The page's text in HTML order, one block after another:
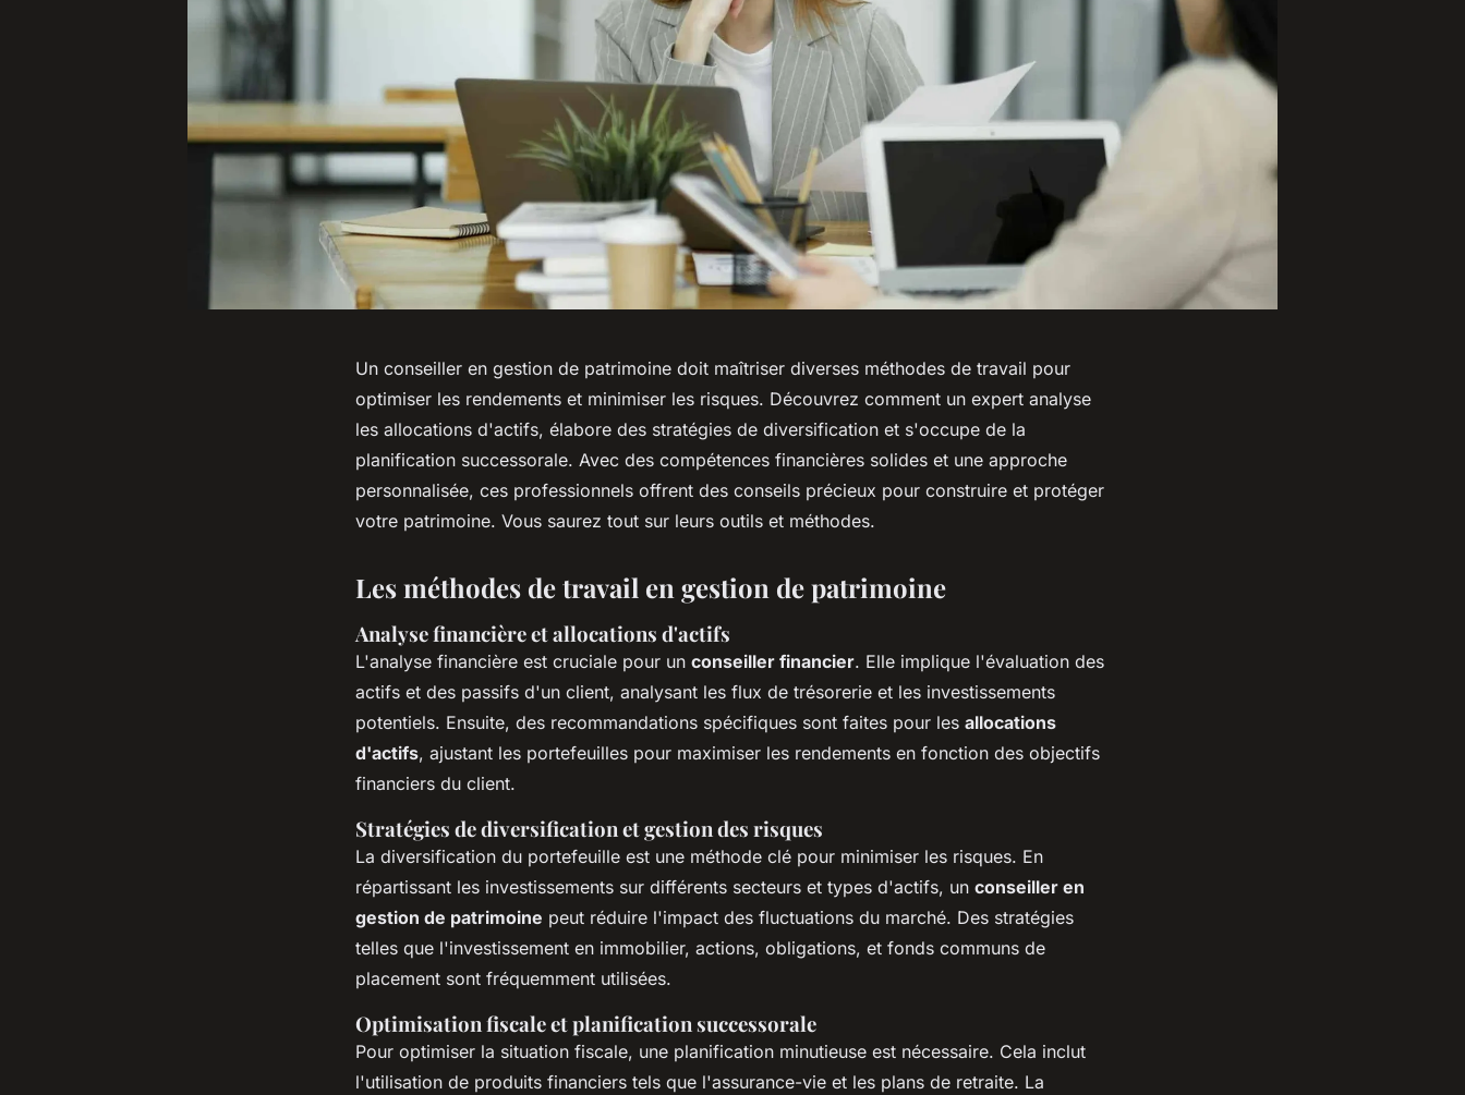
Un conseiller en gestion de patrimoine doit maîtriser diverses méthodes de travail pour
optimiser les rendements et minimiser les risques. Découvrez comment un expert analyse
les allocations d'actifs, élabore des stratégies de diversification et s'occupe de la
planification successorale. Avec des compétences financières solides et une approche
personnalisée, ces professionnels offrent des conseils précieux pour construire et protéger
votre patrimoine. Vous saurez tout sur leurs outils et méthodes.
Les méthodes de travail en gestion de patrimoine
Analyse financière et allocations d'actifs
L'analyse financière est cruciale pour un conseiller financier. Elle implique l'évaluation des
actifs et des passifs d'un client, analysant les flux de trésorerie et les investissements
potentiels. Ensuite, des recommandations spécifiques sont faites pour les allocations
d'actifs, ajustant les portefeuilles pour maximiser les rendements en fonction des objectifs
financiers du client.
Stratégies de diversification et gestion des risques
La diversification du portefeuille est une méthode clé pour minimiser les risques. En
répartissant les investissements sur différents secteurs et types d'actifs, un conseiller en
gestion de patrimoine peut réduire l'impact des fluctuations du marché. Des stratégies
telles que l'investissement en immobilier, actions, obligations, et fonds communs de
placement sont fréquemment utilisées.
Optimisation fiscale et planification successorale
Pour optimiser la situation fiscale, une planification minutieuse est nécessaire. Cela inclut
l'utilisation de produits financiers tels que l'assurance-vie et les plans de retraite. La